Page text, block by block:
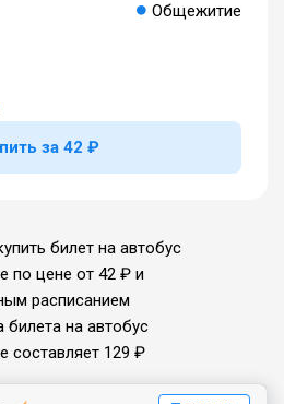
Общежитие
за 42 ₽
билет на автобус
цене от 42 ₽ и
расписанием
билета на автобус
129 ₽